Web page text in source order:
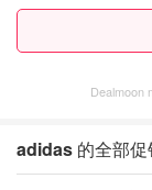
Dealmoon
adidas 的全部